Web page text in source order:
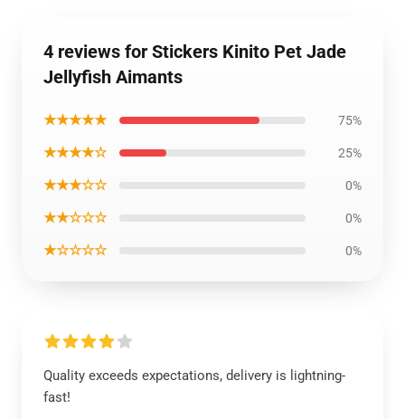
4 reviews for Stickers Kinito Pet Jade
Jellyfish Aimants
★★★★★ 75%
★★★★☆ 25%
★★★☆☆ 0%
★★☆☆☆ 0%
★☆☆☆☆ 0%
Quality exceeds expectations, delivery is lightning-
fast!